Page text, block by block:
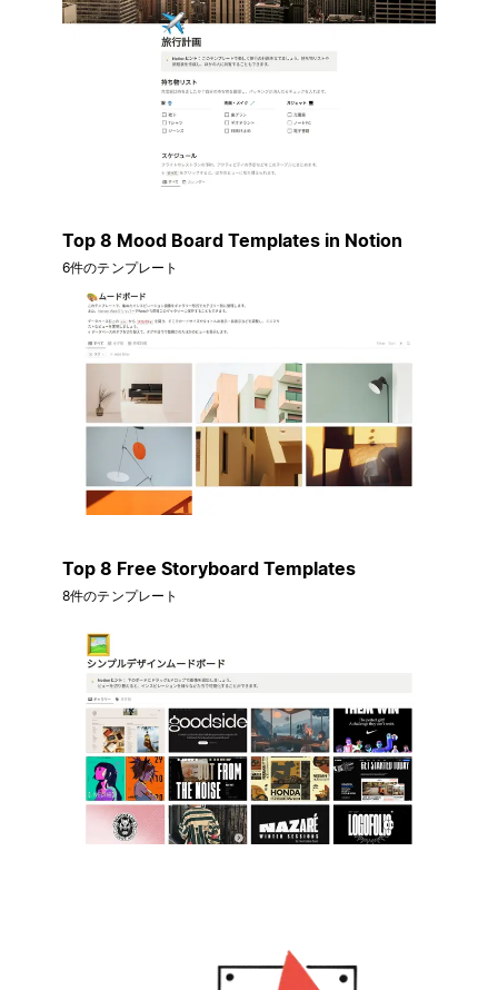
Top 8 Mood Board Templates in Notion
6件のテンプレート
Top 8 Free Storyboard Templates
8件のテンプレート